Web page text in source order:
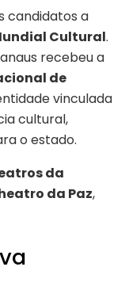
candidatos a
Cultural.
recebeu a
de
vinculada
cultural,
o estado.
da
da Paz,